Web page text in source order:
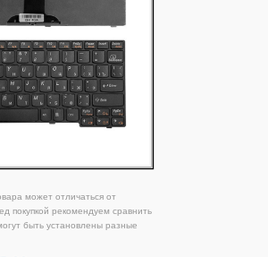
может отличаться от
покупкой рекомендуем сравнить
быть установлены разные